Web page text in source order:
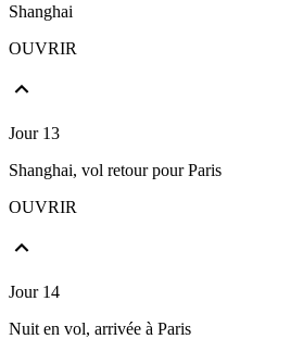
Shanghai
OUVRIR
Jour 13
Shanghai, vol retour pour Paris
OUVRIR
Jour 14
Nuit en vol, arrivée à Paris